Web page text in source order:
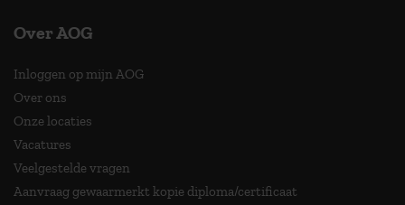
Over AOG
Inloggen op mijn AOG
Over ons
Onze locaties
Vacatures
Veelgestelde vragen
Aanvraag gewaarmerkt kopie diploma/certificaat